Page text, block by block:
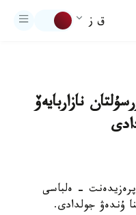
ق ز
نازاربايەۆ
- ەلباسى
ۇندەۋ جولدادى.